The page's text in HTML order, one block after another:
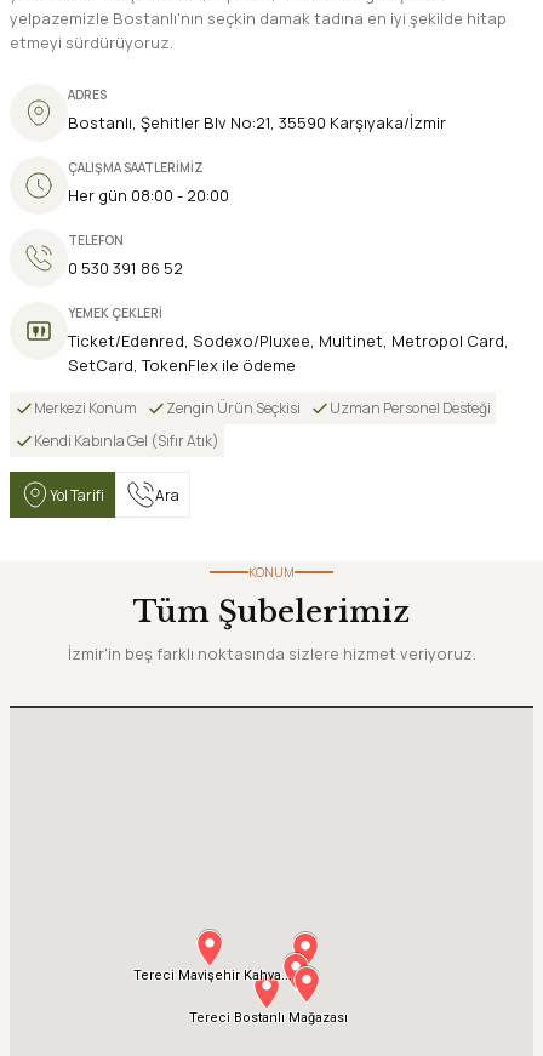
yelpazemizle Bostanlı'nın seçkin damak tadına en iyi şekilde hitap
etmeyi sürdürüyoruz.
ADRES
Bostanlı, Şehitler Blv No:21, 35590 Karşıyaka/İzmir
ÇALIŞMA SAATLERİMİZ
Her gün 08:00 - 20:00
TELEFON
0 530 391 86 52
YEMEK ÇEKLERİ
Ticket/Edenred, Sodexo/Pluxee, Multinet, Metropol Card,
SetCard, TokenFlex ile ödeme
Merkezi Konum Zengin Ürün Seçkisi
Uzman Personel Desteği
Kendi Kabınla Gel (Sıfır Atık)
Yol Tarifi Ara
KONUM
Tüm Şubelerimiz
İzmir'in beş farklı noktasında sizlere hizmet veriyoruz.